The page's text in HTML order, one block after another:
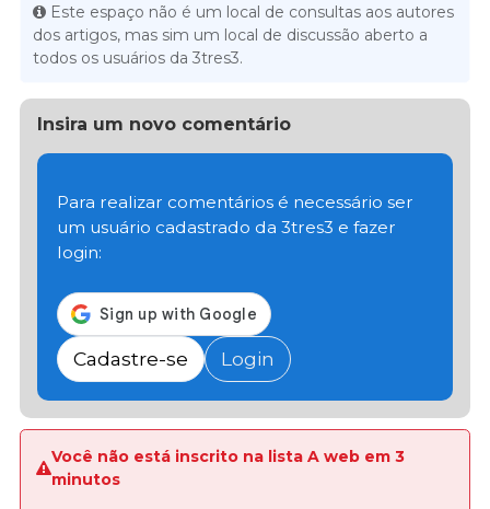
Este espaço não é um local de consultas aos autores
dos artigos, mas sim um local de discussão aberto a
todos os usuários da 3tres3.
Insira um novo comentário
Para realizar comentários é necessário ser
um usuário cadastrado da 3tres3 e fazer
login:
Cadastre-se Login
Você não está inscrito na lista A web em 3
minutos